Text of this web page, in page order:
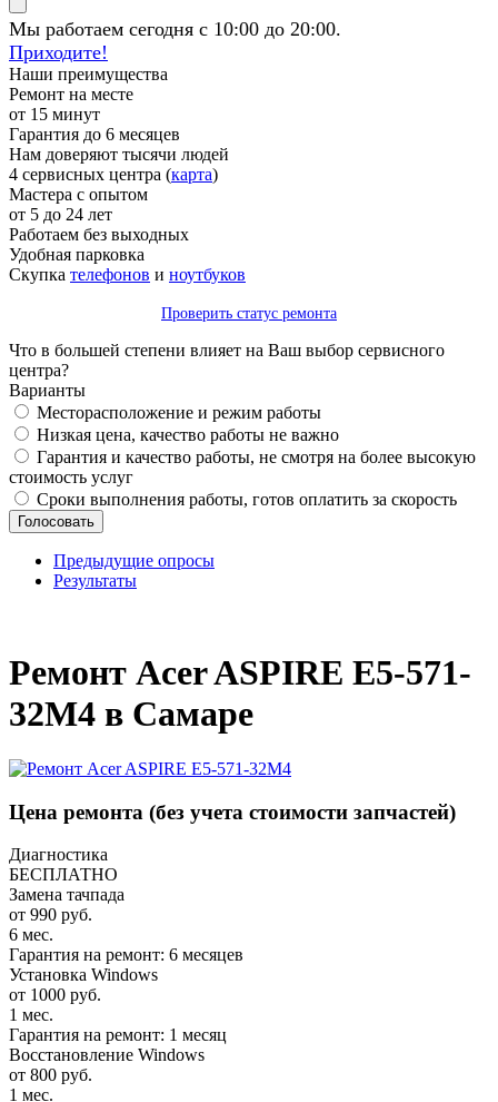
Мы работаем сегодня с 10:00 до 20:00.
Приходите!
Наши преимущества
Ремонт на месте
от 15 минут
Гарантия до 6 месяцев
Нам доверяют тысячи людей
4 сервисных центра (карта)
Мастера с опытом
от 5 до 24 лет
Работаем без выходных
Удобная парковка
Скупка телефонов и ноутбуков
Проверить статус ремонта
Что в большей степени влияет на Ваш выбор сервисного
центра?
Варианты
Месторасположение и режим работы
Низкая цена, качество работы не важно
Гарантия и качество работы, не смотря на более высокую
стоимость услуг
Сроки выполнения работы, готов оплатить за скорость
Предыдущие опросы
Результаты
Ремонт Acer ASPIRE E5-571-
32M4 в Самаре
Цена ремонта (без учета стоимости запчастей)
Диагностика
БЕСПЛАТНО
Замена тачпада
от 990 руб.
6 мес.
Гарантия на ремонт: 6 месяцев
Установка Windows
от 1000 руб.
1 мес.
Гарантия на ремонт: 1 месяц
Восстановление Windows
от 800 руб.
1 мес.